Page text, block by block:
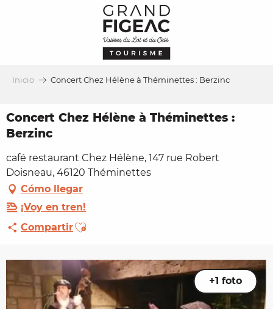
Inicio Concert Chez Hélène à Théminettes : Berzinc
Concert Chez Hélène à Théminettes :
Berzinc
café restaurant Chez Hélène, 147 rue Robert
Doisneau, 46120 Théminettes
Cómo llegar
¡Voy en tren!
CompartirAjouter aux favoris
+1 foto